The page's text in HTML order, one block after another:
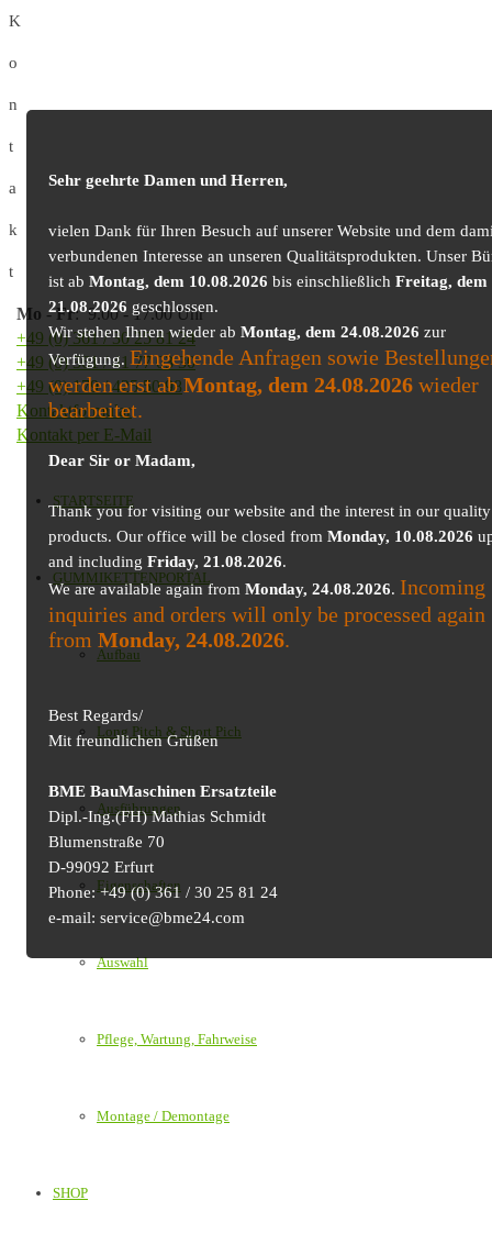
K
o
n
t
a
k
t
Mo -Fr: 9.00 - 17.00 Uhr
+49 (0) 361 / 30 25 81 24
+49 (0) 361 / 41 77 03 30
+49 (0) 179 / 425 50 98
Kontaktformular
Kontakt per E-Mail
STARTSEITE
GUMMIKETTENPORTAL
Aufbau
Long Pitch & Short Pich
Ausführungen
Eigenschaften
Auswahl
Pflege, Wartung, Fahrweise
Montage / Demontage
SHOP
Sehr geehrte Damen und Herren,
vielen Dank für Ihren Besuch auf unserer Website und dem
verbundenen Interesse an unseren Qualitätsprodukten. Unser
ist ab Montag, dem 10.08.2026 bis einschließlich Freitag, dem
21.08.2026 geschlossen.
Wir stehen Ihnen wieder ab Montag, dem 24.08.2026 zur
Verfügung.Eingehende Anfragen sowie
werden erst abMontag, dem 24.08.2026wieder
bearbeitet.
Dear Sir or Madam,
Thank you for visiting our website and the interest in our quality
products. Our office will be closed from Monday, 10.08.2026
and including Friday, 21.08.2026.
We are available again from Monday, 24.08.2026. Incoming
inquiries and orders will only be processed again
from Monday, 24.08.2026.
Best Regards/
Mit freundlichen Grüßen
BME BauMaschinen Ersatzteile
Dipl.-Ing.(FH) Mathias Schmidt
Blumenstraße 70
D-99092 Erfurt
Phone: +49 (0) 361 / 30 25 81 24
e-mail: service@bme24.com